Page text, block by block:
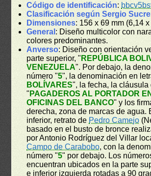
Código de identificación:
Clasificación según Sergio Sucre
Dimensiones: 156 x 69 mm (6,14
General : Diseño multicolor con
colores predominantes.
Anverso: Diseño con orientación
parte superior, " REPÚBLICA
VENEZUELA". Por debajo, la
número "5", la denominación en
BOLÍVARES", la fecha, la cláusula
" PAGADEROS AL PORTADOR
OFICINAS DEL BANCO" y los
derecha, zona de marcas de agua.
inferior, retrato de Pedro Camejo
basado en el busto de bronce
por Antonio Rodríguez del Villar
Campo de Carabobo, con la
número "5" por debajo. Los
encuentran ubicados en la parte
e inferior izquierda rotadas a 90